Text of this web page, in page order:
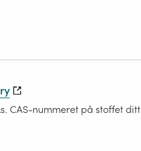
CAS-nummeret på stoffet ditt